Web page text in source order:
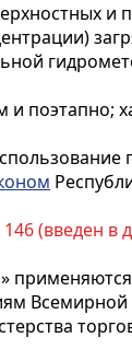
и
поэтапно;
(введен в